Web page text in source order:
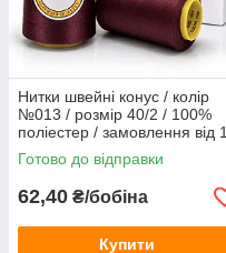
Нитки швейні конус / колір
№013 / розмір 40/2 / 100%
поліестер / замовлення від 1
бобіни
Готово до відправки
62,40 ₴/бобіна
Купити